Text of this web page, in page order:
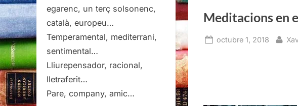
Meditacions en
Posted
octubre 1, 2018 By
egarenc, un terç solsonenc,
català, europeu…
Temperamental, mediterrani,
sentimental…
Lliurepensador, racional,
lletraferit…
Pare, company, amic…